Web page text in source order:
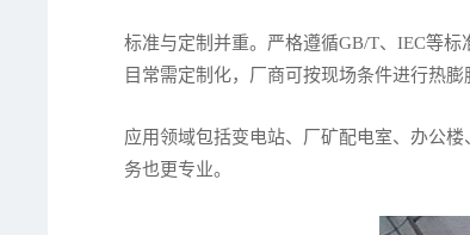
标准与定制并重。严格遵循GB/T、IEC等
目常需定制化，厂商可按现场条件进行热膨
应用领域包括变电站、厂矿配电室、办公
务也更专业。